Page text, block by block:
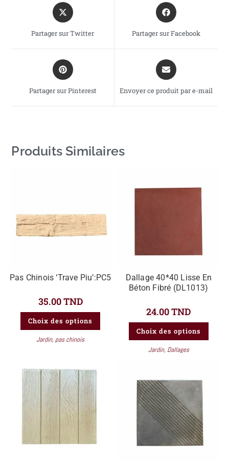
Partager sur Twitter Partager sur Facebook
Partager sur Pinterest Envoyer ce produit par e-mail
Produits Similaires
Pas Chinois ‘Trave Piu’:PC5
35.00TND
Choix des options
Jardin,pas chinois
Dallage 40*40 Lisse En
Béton Fibré (DL1013)
24.00TND
Choix des options
Jardin, Dallages